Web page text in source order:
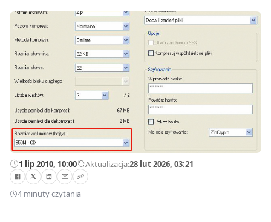
1 lip 2010, 10:00—Aktualizacja:28 lut 2026, 03:21
4 minuty czytania